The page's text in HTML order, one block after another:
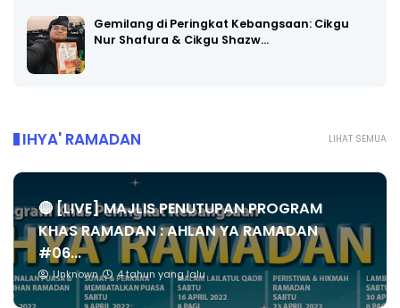
Gemilang di Peringkat Kebangsaan: Cikgu
Nur Shafura & Cikgu Shazw…
LIHAT SEMUA
IHYA' RAMADAN
🔴 [LIVE] MAJLIS PENUTUPAN PROGRAM
KHAS RAMADAN : AHLAN YA RAMADAN
#06...
Unknown 4 tahun yang lalu